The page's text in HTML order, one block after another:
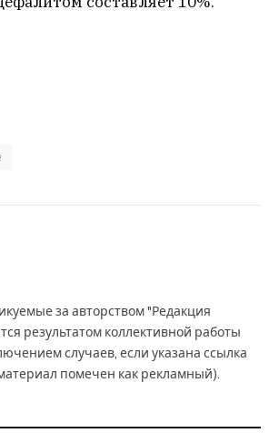
за авторством "Редакция
результатом коллективной работы
случаев, если указана ссылка
помечен как рекламный).